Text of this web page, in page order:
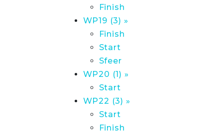
Finish
WP19 (3) »
Finish
Start
Sfeer
WP20 (1) »
Start
WP22 (3) »
Start
Finish